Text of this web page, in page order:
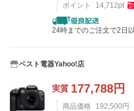
ポイント
14,712pt
24時までのご注文で2日
ベスト電器Yahoo!店
実質 177,788円
商品価格 192,500円